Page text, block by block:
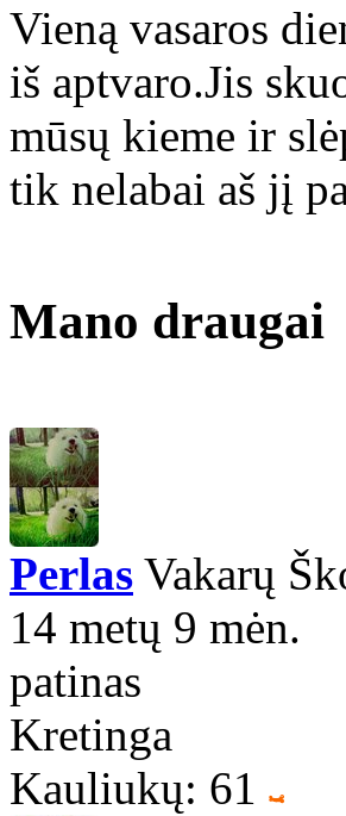
Vieną vasaros
iš aptvaro.Jis
mūsų kieme ir
tik nelabai aš jį
Mano draugai
Perlas Vakarų
14 metų 9 mėn.
patinas
Kretinga
Kauliukų: 61